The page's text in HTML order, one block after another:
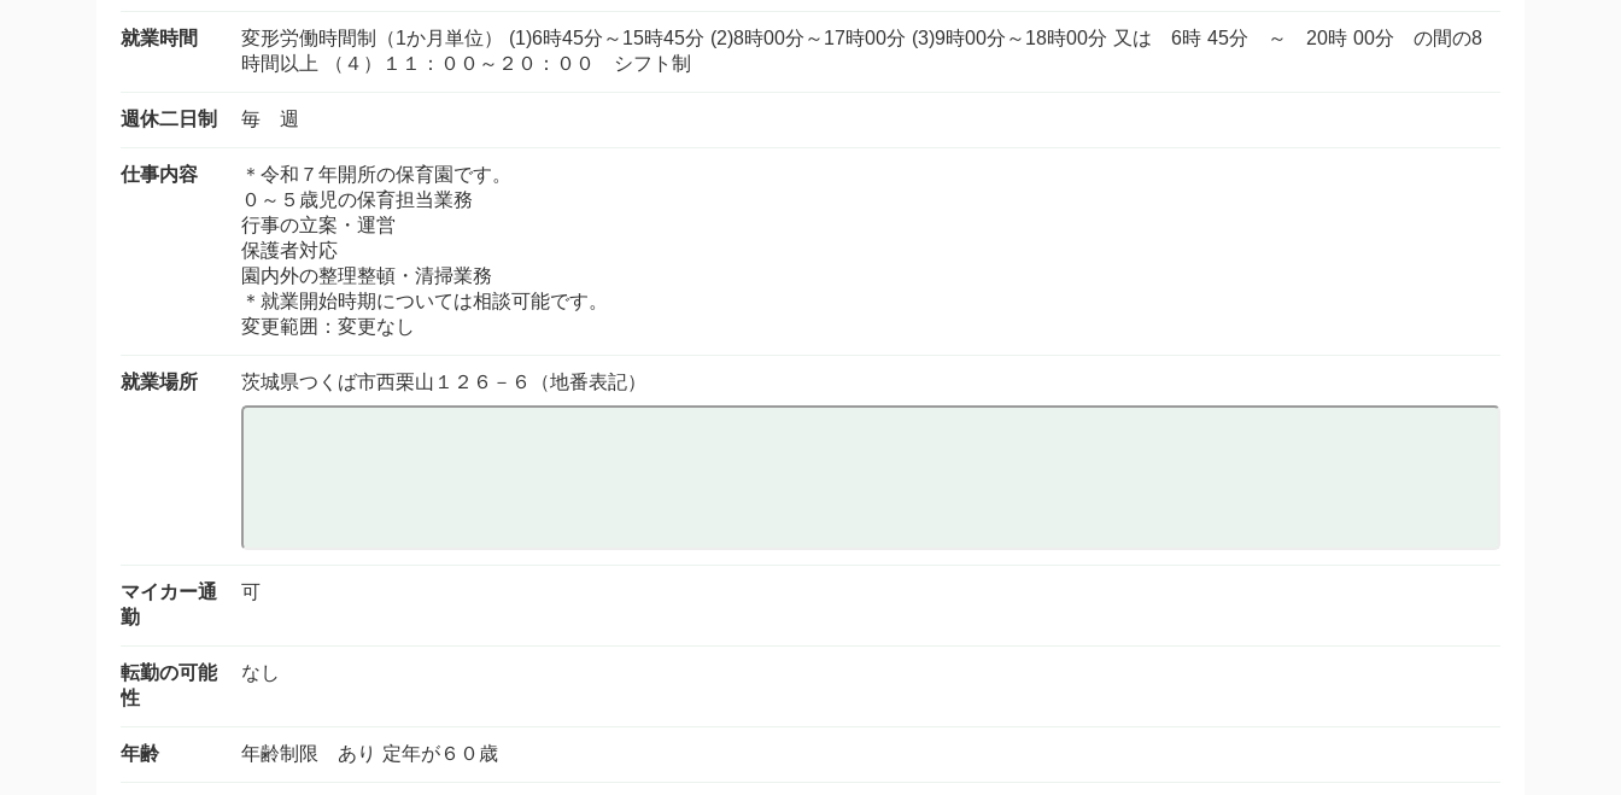
就業時間
変形労働時間制（1か月単位） (1)6時45分～15時45分 (2)8時00分～17時00分 (3)9時00分～18時00分 又は 6時 45分 ～ 20時 00分 の間の8
時間以上 （４）１１：００～２０：００ シフト制
週休二日制 毎 週
仕事内容
＊令和７年開所の保育園です。
０～５歳児の保育担当業務
行事の立案・運営
保護者対応
園内外の整理整頓・清掃業務
＊就業開始時期については相談可能です。
変更範囲：変更なし
就業場所 茨城県つくば市西栗山１２６－６（地番表記）
マイカー通
勤
可
転勤の可能
性
なし
年齢 年齢制限 あり 定年が６０歳